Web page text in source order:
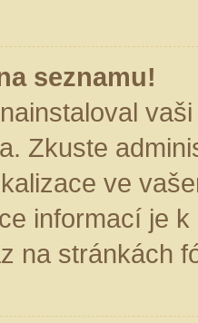
seznamu!
Zkuste
ve
informací je
na stránkách